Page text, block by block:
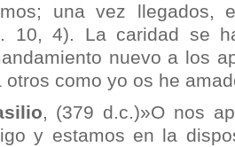
una vez llegados,
10, 4). La caridad se
nuevo a los
otros como yo os he
, (379 d.c.)»O nos
y estamos en la